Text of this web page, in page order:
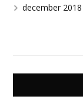
december 2018